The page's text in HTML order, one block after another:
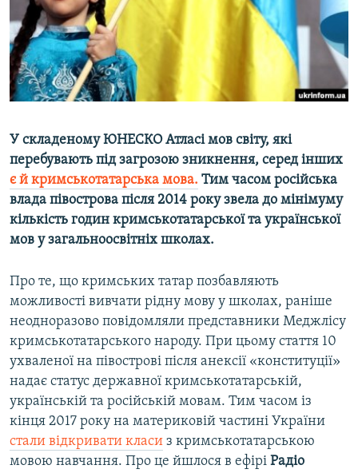
СВІДЧЕННЯ ОКУПАЦІЇ
УКРАЇНСЬКА ПРОБЛЕМА КРИМУ
ІНФОГРАФІКА
Qırımtatar
ДОЛУЧАЙСЯ!
Усі сайти RFE/RL
У складеному ЮНЕСКО Атласі мов світу, які
перебувають під загрозою зникнення, серед інших
є й кримськотатарська мова. Тим часом російська
влада півострова після 2014 року звела до мінімуму
кількість годин кримськотатарської та української
мов у загальноосвітніх школах.
Про те, що кримських татар позбавляють
можливості вивчати рідну мову у школах, раніше
неодноразово повідомляли представники Меджлісу
кримськотатарського народу. При цьому стаття 10
ухваленої на півострові після анексії «конституції»
надає статус державної кримськотатарській,
українській та російській мовам. Тим часом із
кінця 2017 року на материковій частині України
стали відкривати класи з кримськотатарською
мовою навчання. Про це йшлося в ефірі Радіо